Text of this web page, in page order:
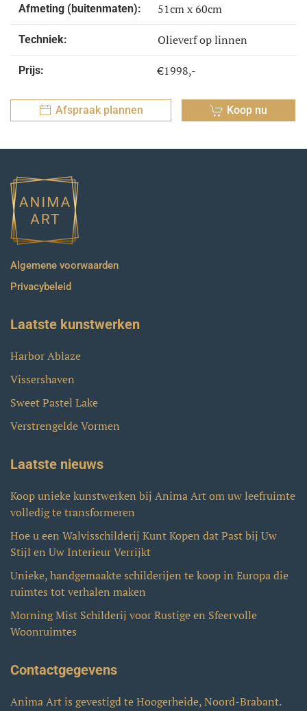
Afmeting (buitenmaten): 51cm x 60cm
Techniek: Olieverf op linnen
Prijs: €1998,-
Afspraak plannen Koop nu
Algemene voorwaarden
Privacybeleid
Laatste kunstwerken
Harbor Ablaze
Vissershaven
Sweet Pastel Lake
Verstrengelde Vormen
Laatste nieuws
Koop unieke kunstwerken bij Anima Art om uw leefruimte
volledig te transformeren
Hoe u een Walvisschilderij Kunt Kopen dat Past bij Uw
Stijl en Uw Interieur Verrijkt
Unieke, handgemaakte schilderijen te koop in Europa die
ruimtes tot verhalen maken
Morning Mist Schilderij voor Rustige en Sfeervolle
Woonruimtes
Contactgegevens
Anima Art is gevestigd te Hoogerheide, Noord-Brabant.